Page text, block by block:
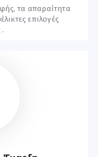
τα απαραίτητα
επιλογές
.